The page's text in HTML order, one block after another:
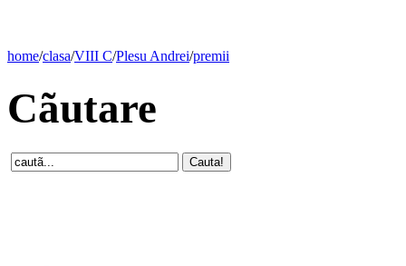
home/clasa/VIII C/Plesu Andrei/premii
Cãutare